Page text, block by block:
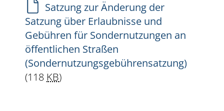
Satzung zur Änderung der
Satzung über Erlaubnisse und
Gebühren für Sondernutzungen an
öffentlichen Straßen
(Sondernutzungsgebührensatzung)
(118 KB)